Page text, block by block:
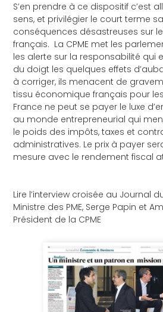
S’en prendre à ce dispositif c’est
sens, et privilégier le court terme
conséquences désastreuses sur
français. La CPME met les
les alerte sur la responsabilité qui
du doigt les quelques effets
à corriger, ils menacent de
tissu économique français pour
France ne peut se payer le luxe
au monde entrepreneurial qui
le poids des impôts, taxes et
administratives. Le prix à payer
mesure avec le rendement fiscal
Lire l’interview croisée au Journal
Ministre des PME, Serge Papin et
Président de la CPME